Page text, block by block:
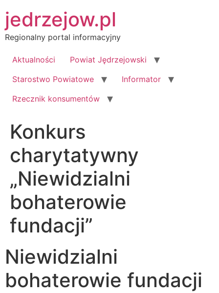
do
treści
jedrzejow.pl
Regionalny portal informacyjny
Aktualności
Powiat Jędrzejowski
Starostwo Powiatowe
Informator
Rzecznik konsumentów
Konkurs
charytatywny
„Niewidzialni
bohaterowie
fundacji”
Niewidzialni
bohaterowie fundacji